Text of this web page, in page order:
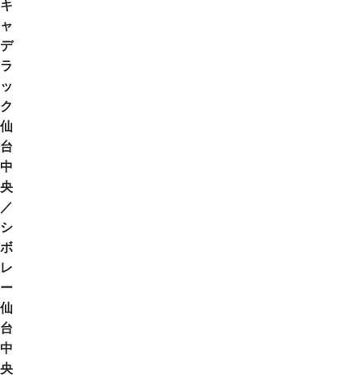
キ
ャ
デ
ラ
ッ
ク
仙
台
中
央
／
シ
ボ
レ
ー
仙
台
中
央